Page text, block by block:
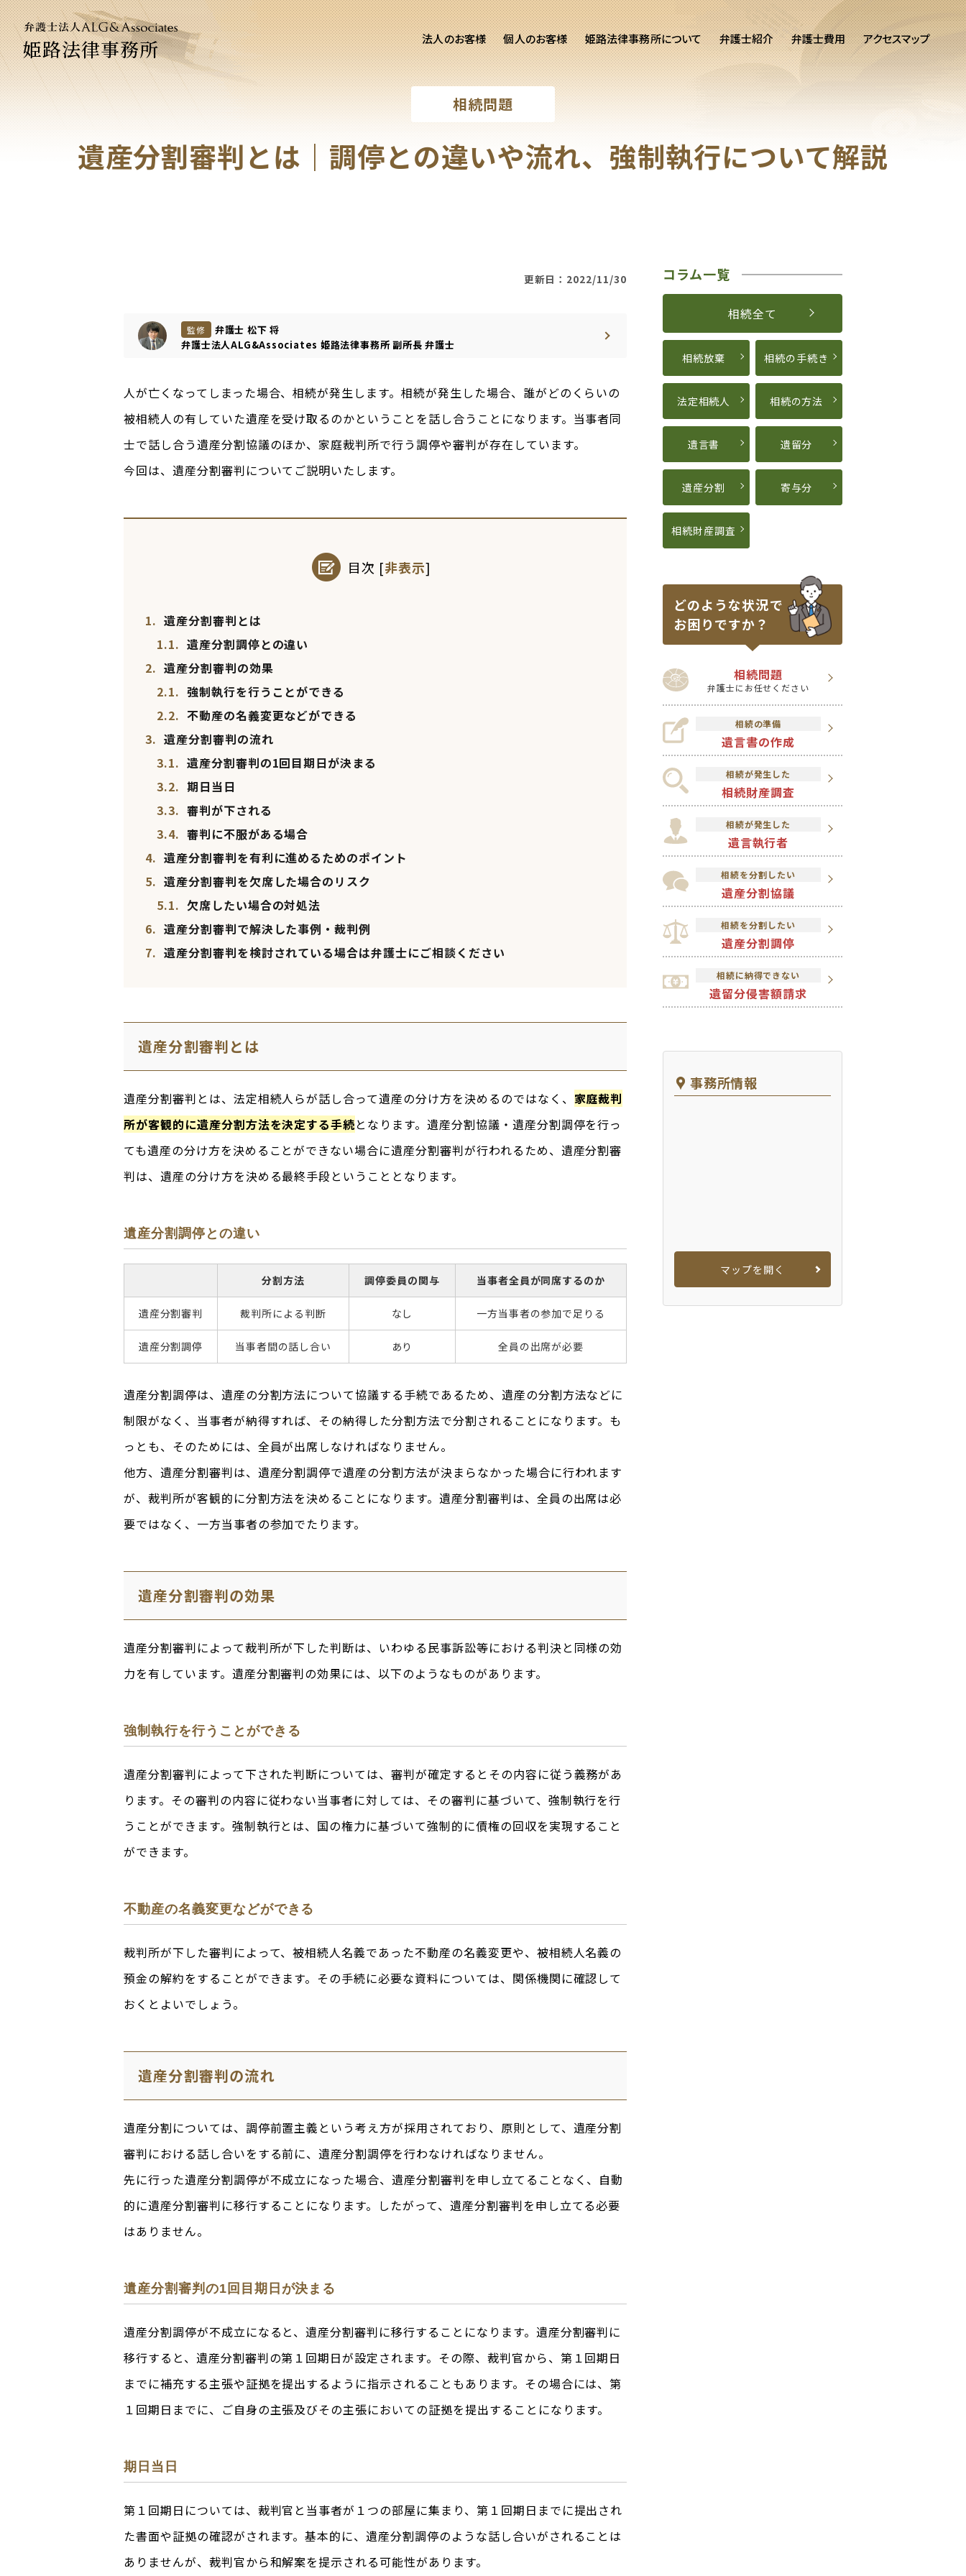
姫路法律事務所 法人のお客様
法人のお客様ご相談
労務専用サイト
個人のお客様
個人のお客様ご相談
離婚問題 刑事事件
姫路法律事務所について 弁護士紹介 弁護士費用 アクセスマップ
相続問題
遺産分割審判とは｜調停との違いや流れ、強制執行について解説
更新日：2022/11/30
監修
弁護士 松下 将
弁護士法人ALG&Associates 姫路法律事務所副所長 弁護士
人が亡くなってしまった場合、相続が発生します。相続が発生した場合、誰がどのくらいの
被相続人の有していた遺産を受け取るのかということを話し合うことになります。当事者同
士で話し合う遺産分割協議のほか、家庭裁判所で行う調停や審判が存在しています。
今回は、遺産分割審判についてご説明いたします。
目次 [非表示]
1. 遺産分割審判とは
1.1. 遺産分割調停との違い
2. 遺産分割審判の効果
2.1. 強制執行を行うことができる
2.2. 不動産の名義変更などができる
3. 遺産分割審判の流れ
3.1. 遺産分割審判の1回目期日が決まる
3.2. 期日当日
3.3. 審判が下される
3.4. 審判に不服がある場合
4. 遺産分割審判を有利に進めるためのポイント
5. 遺産分割審判を欠席した場合のリスク
5.1. 欠席したい場合の対処法
6. 遺産分割審判で解決した事例・裁判例
7. 遺産分割審判を検討されている場合は弁護士にご相談ください
遺産分割審判とは
遺産分割審判とは、法定相続人らが話し合って遺産の分け方を決めるのではなく、 家庭裁判
所が客観的に遺産分割方法を決定する手続となります。遺産分割協議・遺産分割調停を行っ
ても遺産の分け方を決めることができない場合に遺産分割審判が行われるため、遺産分割審
判は、遺産の分け方を決める最終手段ということとなります。
遺産分割調停との違い
分割方法 調停委員の関与 当事者全員が同席するのか
遺産分割審判 裁判所による判断 なし 一方当事者の参加で足りる
遺産分割調停 当事者間の話し合い あり 全員の出席が必要
遺産分割調停は、遺産の分割方法について協議する手続であるため、遺産の分割方法などに
制限がなく、当事者が納得すれば、その納得した分割方法で分割されることになります。も
っとも、そのためには、全員が出席しなければなりません。
他方、遺産分割審判は、遺産分割調停で遺産の分割方法が決まらなかった場合に行われます
が、裁判所が客観的に分割方法を決めることになります。遺産分割審判は、全員の出席は必
要ではなく、一方当事者の参加でたります。
遺産分割審判の効果
遺産分割審判によって裁判所が下した判断は、いわゆる民事訴訟等における判決と同様の効
力を有しています。遺産分割審判の効果には、以下のようなものがあります。
強制執行を行うことができる
遺産分割審判によって下された判断については、審判が確定するとその内容に従う義務があ
ります。その審判の内容に従わない当事者に対しては、その審判に基づいて、強制執行を行
うことができます。強制執行とは、国の権力に基づいて強制的に債権の回収を実現すること
ができます。
不動産の名義変更などができる
裁判所が下した審判によって、被相続人名義であった不動産の名義変更や、被相続人名義の
預金の解約をすることができます。その手続に必要な資料については、関係機関に確認して
おくとよいでしょう。
遺産分割審判の流れ
遺産分割については、調停前置主義という考え方が採用されており、原則として、遺産分割
審判における話し合いをする前に、遺産分割調停を行わなければなりません。
先に行った遺産分割調停が不成立になった場合、遺産分割審判を申し立てることなく、自動
的に遺産分割審判に移行することになります。したがって、遺産分割審判を申し立てる必要
はありません。
遺産分割審判の1回目期日が決まる
遺産分割調停が不成立になると、遺産分割審判に移行することになります。遺産分割審判に
移行すると、遺産分割審判の第１回期日が設定されます。その際、裁判官から、第１回期日
までに補充する主張や証拠を提出するように指示されることもあります。その場合には、第
１回期日までに、ご自身の主張及びその主張においての証拠を提出することになります。
期日当日
第１回期日については、裁判官と当事者が１つの部屋に集まり、第１回期日までに提出され
た書面や証拠の確認がされます。基本的に、遺産分割調停のような話し合いがされることは
ありませんが、裁判官から和解案を提示される可能性があります。
コラム一覧
相続全て
相続放棄 相続の手続き
法定相続人 相続の方法
遺言書 遺留分
遺産分割 寄与分
相続財産調査
どのような状況で
お困りですか？
相続問題
弁護士にお任せください
相続の準備
遺言書の作成
相続が発生した
相続財産調査
相続が発生した
遺言執行者
相続を分割したい
遺産分割協議
相続を分割したい
遺産分割調停
相続に納得できない
遺留分侵害額請求
事務所情報
マップを開く